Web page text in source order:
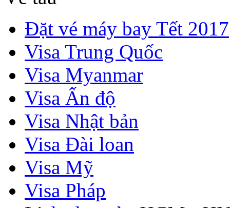
Đặt vé máy bay Tết 2017
Visa Trung Quốc
Visa Myanmar
Visa Ấn độ
Visa Nhật bản
Visa Đài loan
Visa Mỹ
Visa Pháp